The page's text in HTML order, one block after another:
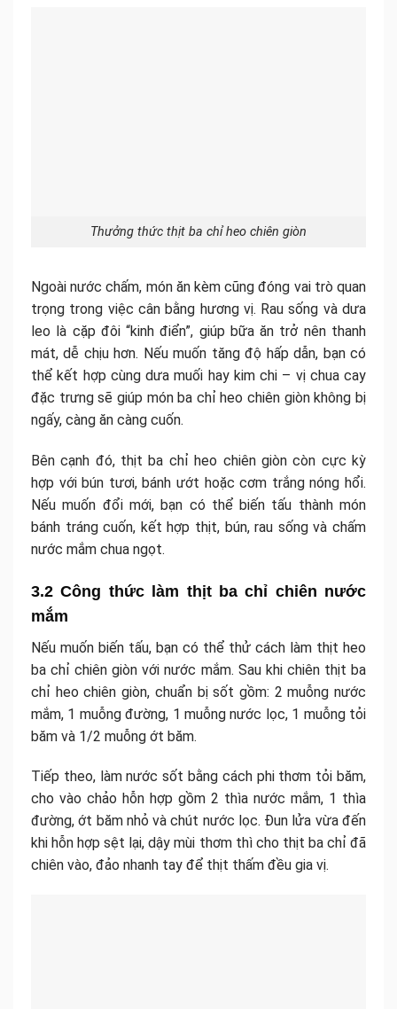
Thưởng thức thịt ba chỉ heo chiên giòn
Ngoài nước chấm, món ăn kèm cũng đóng vai trò quan
trọng trong việc cân bằng hương vị. Rau sống và dưa
leo là cặp đôi “kinh điển”, giúp bữa ăn trở nên thanh
mát, dễ chịu hơn. Nếu muốn tăng độ hấp dẫn, bạn có
thể kết hợp cùng dưa muối hay kim chi – vị chua cay
đặc trưng sẽ giúp món ba chỉ heo chiên giòn không bị
ngấy, càng ăn càng cuốn.
Bên cạnh đó, thịt ba chỉ heo chiên giòn còn cực kỳ
hợp với bún tươi, bánh ướt hoặc cơm trắng nóng hổi.
Nếu muốn đổi mới, bạn có thể biến tấu thành món
bánh tráng cuốn, kết hợp thịt, bún, rau sống và chấm
nước mắm chua ngọt.
3.2 Công thức làm thịt ba chỉ chiên nước
mắm
Nếu muốn biến tấu, bạn có thể thử cách làm thịt heo
ba chỉ chiên giòn với nước mắm. Sau khi chiên thịt ba
chỉ heo chiên giòn, chuẩn bị sốt gồm: 2 muỗng nước
mắm, 1 muỗng đường, 1 muỗng nước lọc, 1 muỗng tỏi
băm và 1/2 muỗng ớt băm.
Tiếp theo, làm nước sốt bằng cách phi thơm tỏi băm,
cho vào chảo hỗn hợp gồm 2 thìa nước mắm, 1 thìa
đường, ớt băm nhỏ và chút nước lọc. Đun lửa vừa đến
khi hỗn hợp sệt lại, dậy mùi thơm thì cho thịt ba chỉ đã
chiên vào, đảo nhanh tay để thịt thấm đều gia vị.